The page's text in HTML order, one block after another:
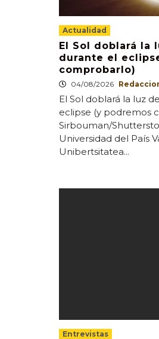
Actualidad
El Sol doblará la
durante el
comprobarlo)
04/08/2026
El Sol doblará la luz
eclipse (y podremos
Sirbouman/
Universidad del País
Unibertsitatea...
Entrevistas